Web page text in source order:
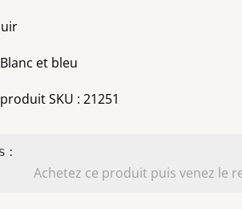
et bleu
SKU : 21251
:
Achetez ce produit puis venez le